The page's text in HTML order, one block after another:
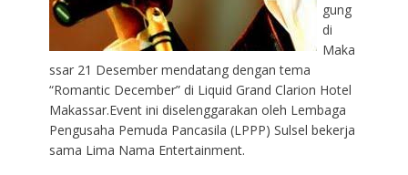
gung
di
Maka
ssar 21 Desember mendatang dengan tema
“Romantic December” di Liquid Grand Clarion Hotel
Makassar.Event ini diselenggarakan oleh Lembaga
Pengusaha Pemuda Pancasila (LPPP) Sulsel bekerja
sama Lima Nama Entertainment.